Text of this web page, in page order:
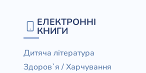
ЕЛЕКТРОННІ
КНИГИ
Дитяча література
Здоров`я / Харчування